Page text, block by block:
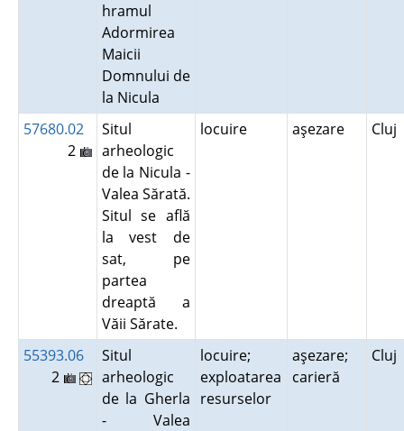
hramul
Adormirea
Maicii
Domnului de
la Nicula
57680.02
2
Situl
arheologic
de la Nicula -
Valea Sărată.
Situl se află
la vest de
sat, pe
partea
dreaptă a
Văii Sărate.
locuire aşezare Cluj
55393.06
2
Situl
arheologic
de la Gherla
- Valea
locuire;
exploatarea
resurselor
aşezare;
carieră
Cluj